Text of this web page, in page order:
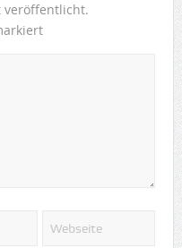
veröffentlicht.